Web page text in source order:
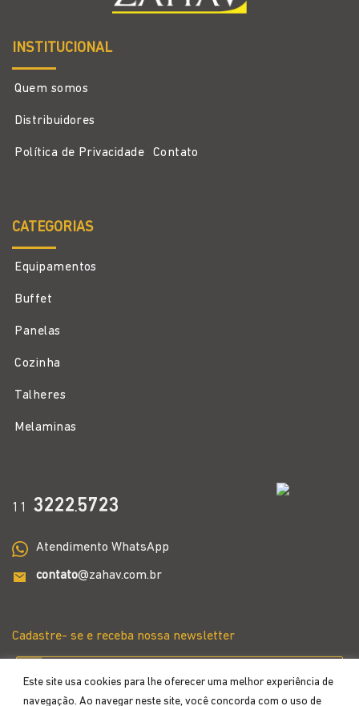
Este site usa cookies para lhe oferecer uma melhor experiência de
navegação. Ao navegar neste site, você concorda com o uso de
INSTITUCIONAL
Quem somos
Distribuidores
Política de Privacidade Contato
CATEGORIAS
Equipamentos
Buffet
Panelas
Cozinha
Talheres
Melaminas
11 3222.5723
Atendimento WhatsApp
contato@zahav.com.br
Cadastre- se e receba nossa newsletter